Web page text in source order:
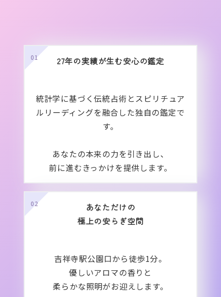
01 27年の実績が生む安心の鑑定
統計学に基づく伝統占術とスピリチュア
ルリーディングを融合した独自の鑑定で
す。
あなたの本来の力を引き出し、
前に進むきっかけを提供します。
02
あなただけの
極上の安らぎ空間
吉祥寺駅公園口から徒歩1分。
優しいアロマの香りと
柔らかな照明がお迎えします。